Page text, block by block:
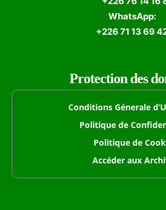
WhatsApp:
+226 71 13 69
Protection des
Conditions Génerale
Politique de
Politique de
Accéder aux